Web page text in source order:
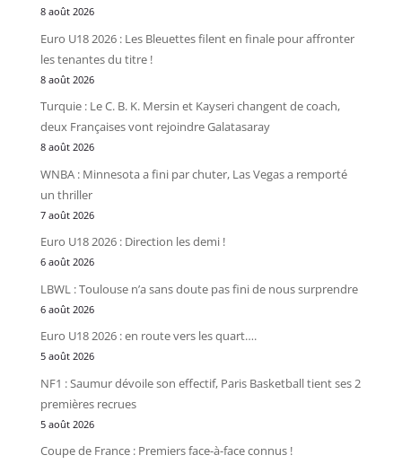
8 août 2026
Euro U18 2026 : Les Bleuettes filent en finale pour affronter
les tenantes du titre !
8 août 2026
Turquie : Le C. B. K. Mersin et Kayseri changent de coach,
deux Françaises vont rejoindre Galatasaray
8 août 2026
WNBA : Minnesota a fini par chuter, Las Vegas a remporté
un thriller
7 août 2026
Euro U18 2026 : Direction les demi !
6 août 2026
LBWL : Toulouse n’a sans doute pas fini de nous surprendre
6 août 2026
Euro U18 2026 : en route vers les quart….
5 août 2026
NF1 : Saumur dévoile son effectif, Paris Basketball tient ses 2
premières recrues
5 août 2026
Coupe de France : Premiers face-à-face connus !